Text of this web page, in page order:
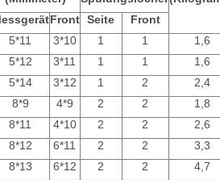
Front Seite
Front
5*11 3*10 1 1
1,6
5*12 3*11 1 1
1,6
5*14 3*12 1 2
2,4
8*9 4*9 2 2
1,8
8*11 4*10 2 2
2,6
8*12 6*11 2 2
3,3
8*13 6*12 2 2
4,7